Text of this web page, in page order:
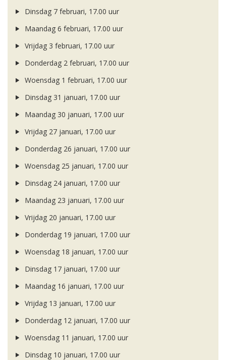
Dinsdag 7 februari, 17.00 uur
Maandag 6 februari, 17.00 uur
Vrijdag 3 februari, 17.00 uur
Donderdag 2 februari, 17.00 uur
Woensdag 1 februari, 17.00 uur
Dinsdag 31 januari, 17.00 uur
Maandag 30 januari, 17.00 uur
Vrijdag 27 januari, 17.00 uur
Donderdag 26 januari, 17.00 uur
Woensdag 25 januari, 17.00 uur
Dinsdag 24 januari, 17.00 uur
Maandag 23 januari, 17.00 uur
Vrijdag 20 januari, 17.00 uur
Donderdag 19 januari, 17.00 uur
Woensdag 18 januari, 17.00 uur
Dinsdag 17 januari, 17.00 uur
Maandag 16 januari, 17.00 uur
Vrijdag 13 januari, 17.00 uur
Donderdag 12 januari, 17.00 uur
Woensdag 11 januari, 17.00 uur
Dinsdag 10 januari, 17.00 uur